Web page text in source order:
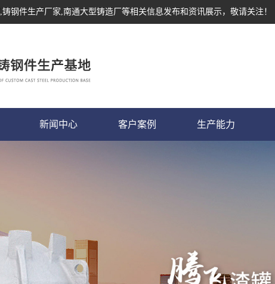
,铸钢件生产厂家,南通大型铸造厂等相关信息发布和资讯展示，敬请关注！
新闻中心 客户案例 生产能力